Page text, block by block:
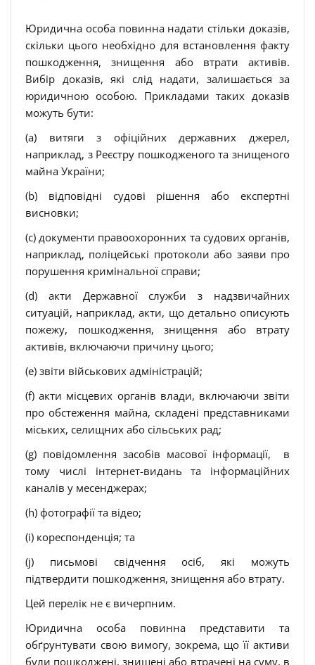
Юридична особа повинна надати стільки доказів,
скільки цього необхідно для встановлення факту
пошкодження, знищення або втрати активів.
Вибір доказів, які слід надати, залишається за
юридичною особою. Прикладами таких доказів
можуть бути:
(a) витяги з офіційних державних джерел,
наприклад, з Реєстру пошкодженого та знищеного
майна України;
(b) відповідні судові рішення або експертні
висновки;
(c) документи правоохоронних та судових органів,
наприклад, поліцейські протоколи або заяви про
порушення кримінальної справи;
(d) акти Державної служби з надзвичайних
ситуацій, наприклад, акти, що детально описують
пожежу, пошкодження, знищення або втрату
активів, включаючи причину цього;
(e) звіти військових адміністрацій;
(f) акти місцевих органів влади, включаючи звіти
про обстеження майна, складені представниками
міських, селищних або сільських рад;
(g) повідомлення засобів масової інформації, в
тому числі інтернет-видань та інформаційних
каналів у месенджерах;
(h) фотографії та відео;
(i) кореспонденція; та
(j) письмові свідчення осіб, які можуть
підтвердити пошкодження, знищення або втрату.
Цей перелік не є вичерпним.
Юридична особа повинна представити та
обґрунтувати свою вимогу, зокрема, що її активи
були пошкоджені, знищені або втрачені на суму, в